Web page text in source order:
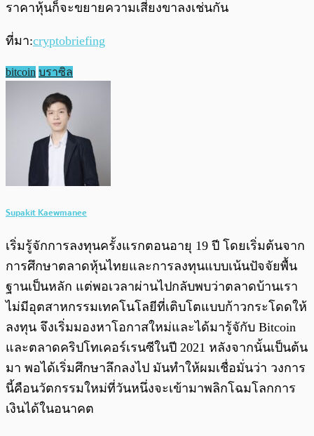
ราคาหุ้นก็จะขยายความเสี่ยงขาลงเช่นกัน
ที่มา:cryptobriefing
bitcoin บราซิล
Supakit Kaewmanee
เริ่มรู้จักการลงทุนครั้งแรกตอนอายุ 19 ปี โดยเริ่มต้นจาก
การศึกษาตลาดหุ้นไทยและการลงทุนแบบเน้นปัจจัยพื้น
ฐานเป็นหลัก แต่พอเวลาผ่านไปกลับพบว่าตลาดบ้านเรา
ไม่มีอุตสาหกรรมเทคโนโลยีที่เติบโตแบบก้าวกระโดดให้
ลงทุน จึงเริ่มมองหาโอกาสใหม่และได้มารู้จักับ Bitcoin
และตลาดคริปโทเคอร์เรนซีในปี 2021 หลังจากนั้นเป็นต้น
มา พอได้เริ่มศึกษาลึกลงไป มันทำให้ผมเชื่อมั่นว่า วงการ
นี้คือนวัตกรรมใหม่ที่วันหนึ่งจะเข้ามาพลิกโฉมโลกการ
เงินได้ในอนาคต